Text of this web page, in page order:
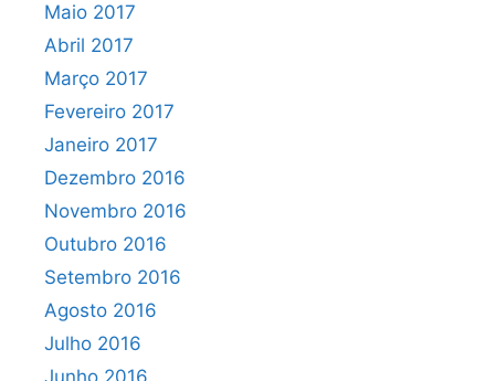
Maio 2017
Abril 2017
Março 2017
Fevereiro 2017
Janeiro 2017
Dezembro 2016
Novembro 2016
Outubro 2016
Setembro 2016
Agosto 2016
Julho 2016
Junho 2016